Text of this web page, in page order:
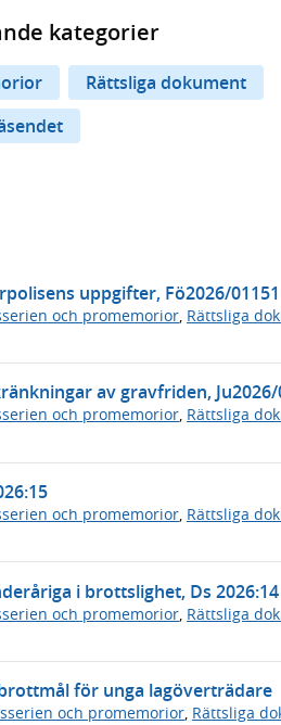
kategorier
Rättsliga dokument
uppgifter, Fö2026/01151
och promemorior Rättsliga
av gravfriden, Ju2026/
och promemorior, Rättsliga
och promemorior, Rättsliga
i brottslighet, Ds 2026:14
och promemorior Rättsliga
för unga lagöverträdare
och promemorior, Rättsliga